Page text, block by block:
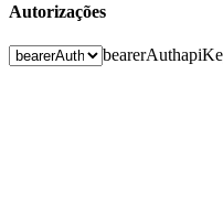
Autorizações
bearerAuth